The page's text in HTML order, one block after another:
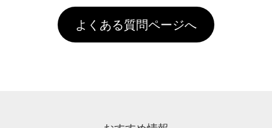
頂いても、ログインがされていなければ、ラン
クにカウントがされません。
害な性質で、水洗いで落とすことが可能です。
お手数ですが、お客様ご自身にて着用前に落と
していただけますようお願いいたします。※1
通常注文・直送機能でのご注文に関わらず、前
引」などによるお値引きで4,000円未満になる
場合は送料がかかりますので、ご注意くださ
い。
よくある質問ページへ